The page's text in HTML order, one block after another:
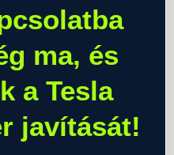
ma, és
a Tesla
javítását!